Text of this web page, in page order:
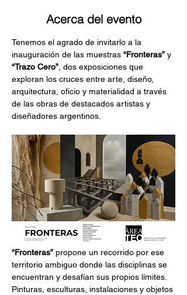
Acerca del evento
Tenemos el agrado de invitarlo a la
inauguración de las muestras “Fronteras” y
“Trazo Cero” , dos exposiciones que
exploran los cruces entre arte, diseño,
arquitectura, oficio y materialidad a través
de las obras de destacados artistas y
diseñadores argentinos.
“Fronteras” propone un recorrido por ese
territorio ambiguo donde las disciplinas se
encuentran y desafían sus propios límites.
Pinturas, esculturas, instalaciones y objetos